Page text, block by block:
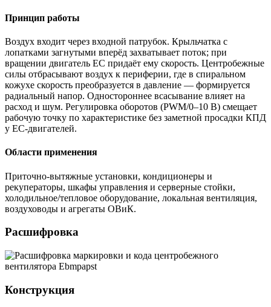
Принцип работы
Воздух входит через входной патрубок. Крыльчатка с
лопатками загнутыми вперёд захватывает поток; при
вращении двигатель EC придаёт ему скорость. Центробежные
силы отбрасывают воздух к периферии, где в спиральном
кожухе скорость преобразуется в давление — формируется
радиальный напор. Одностороннее всасывание влияет на
расход и шум. Регулировка оборотов (PWM/0–10 В) смещает
рабочую точку по характеристике без заметной просадки КПД
у EC-двигателей.
Области применения
Приточно-вытяжные установки, кондиционеры и
рекуператоры, шкафы управления и серверные стойки,
холодильное/тепловое оборудование, локальная вентиляция,
воздуховоды и агрегаты ОВиК.
Расшифровка
Конструкция